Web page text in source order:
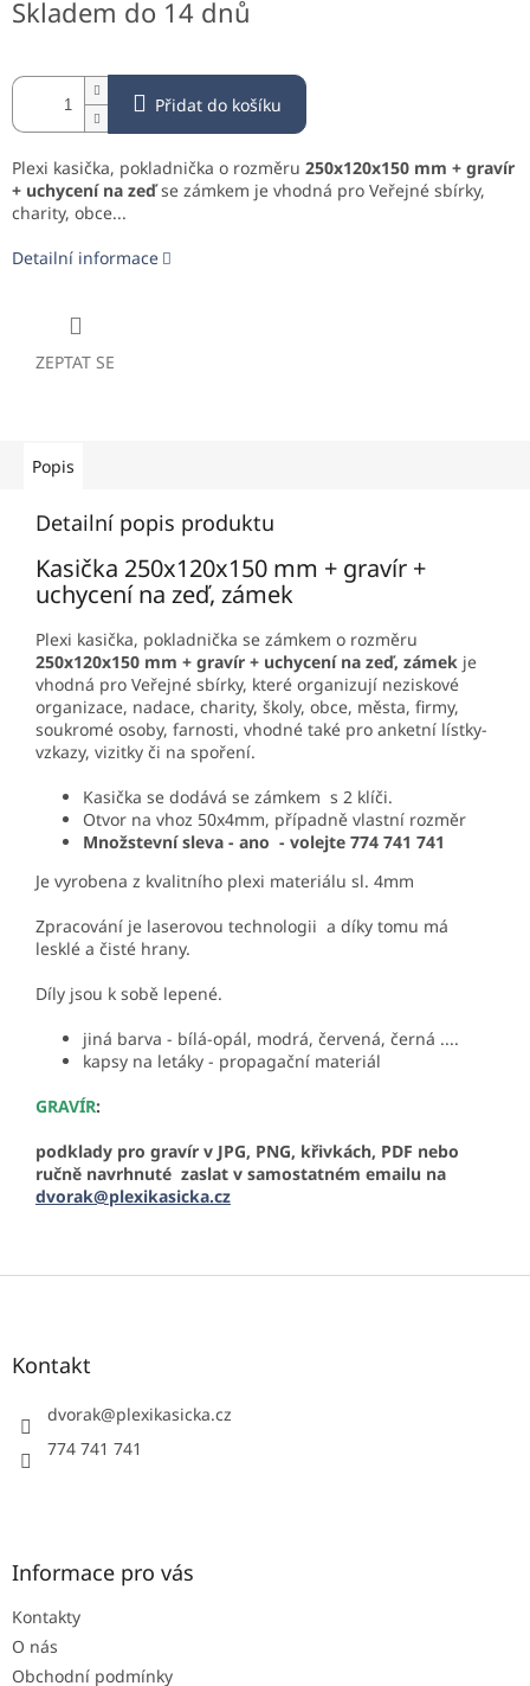
cena:
Skladem do 14 dnů
Přidat do košíku
Plexi kasička, pokladnička o rozměru 250x120x150 mm + gravír
+ uchycení na zeďse zámkem je vhodná pro Veřejné sbírky,
charity, obce...
Detailní informace
ZEPTAT SE
Popis
Detailní popis produktu
Kasička 250x120x150 mm + gravír +
uchycení na zeď, zámek
Plexi kasička, pokladnička se zámkem o rozměru
250x120x150 mm + gravír + uchycení na zeď, zámek je
vhodná pro Veřejné sbírky, které organizují neziskové
organizace, nadace, charity, školy, obce, města, firmy,
soukromé osoby, farnosti, vhodné také pro anketní lístky-
vzkazy, vizitky či na spoření.
Kasička se dodává se zámkem s 2 klíči.
Otvor na vhoz 50x4mm, případně vlastní rozměr
Množstevní sleva - ano - volejte 774 741 741
Je vyrobena z kvalitního plexi materiálu sl. 4mm
Zpracování je laserovou technologii a díky tomu má
lesklé a čisté hrany.
Díly jsou k sobě lepené.
jiná barva - bílá-opál, modrá, červená, černá ....
kapsy na letáky - propagační materiál
GRAVÍR:
podklady pro gravír v JPG, PNG, křivkách, PDF nebo
ručně navrhnuté zaslat v samostatném emailu na
dvorak@plexikasicka.cz
Z
Kontakt
dvorak@plexikasicka.cz
774 741 741
Informace pro vás
Kontakty
O nás
Obchodní podmínky